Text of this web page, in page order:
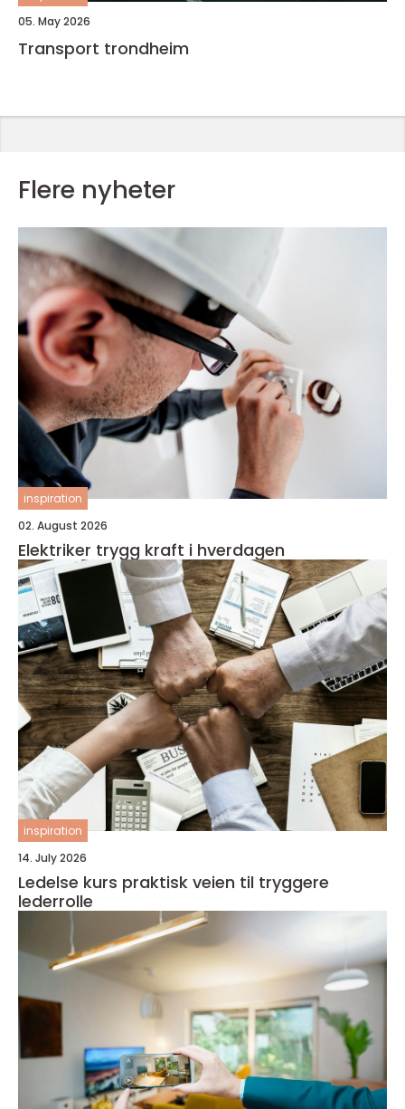
05. May 2026
Transport trondheim
Flere nyheter
inspiration
02. August 2026
Elektriker trygg kraft i hverdagen
inspiration
14. July 2026
Ledelse kurs praktisk veien til tryggere
lederrolle